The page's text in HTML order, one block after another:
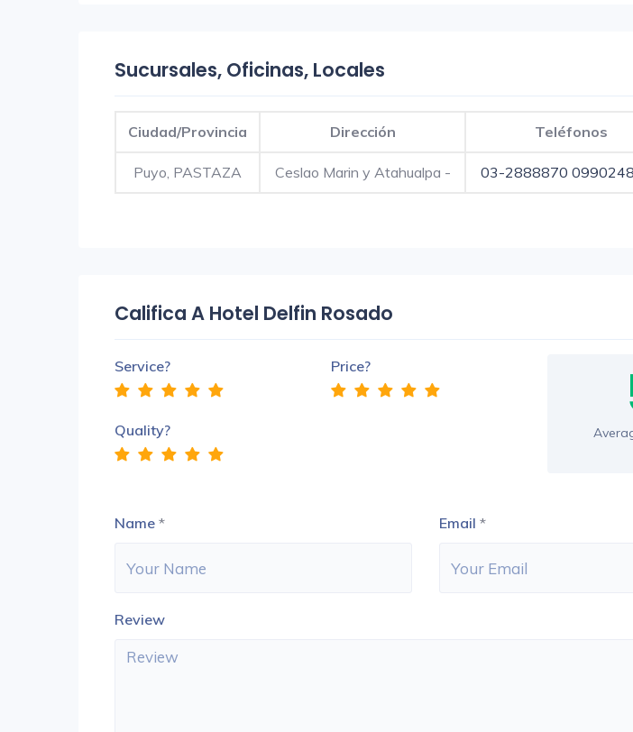
Sucursales, Oficinas, Locales
Ciudad/Provincia Dirección Teléfonos
Puyo, PASTAZA Ceslao Marin y Atahualpa - 03-2888870
Califica A Hotel Delfin Rosado
Service? Price?
Quality?
Name * Email *
Review